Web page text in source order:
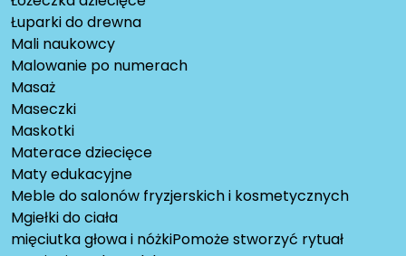
Łuparki do drewna
Mali naukowcy
Malowanie po numerach
Masaż
Maseczki
Maskotki
Materace dziecięce
Maty edukacyjne
Meble do salonów fryzjerskich i kosmetycznych
Mgiełki do ciała
mięciutka głowa i nóżkiPomoże stworzyć rytuał